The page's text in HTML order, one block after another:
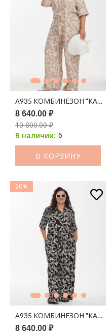
А935 КОМБИНЕЗОН
8 640.00 ₽
10 800.00 ₽
В наличии: 6
В КОРЗИНУ
20%
А935 КОМБИНЕЗОН
8 640.00 ₽